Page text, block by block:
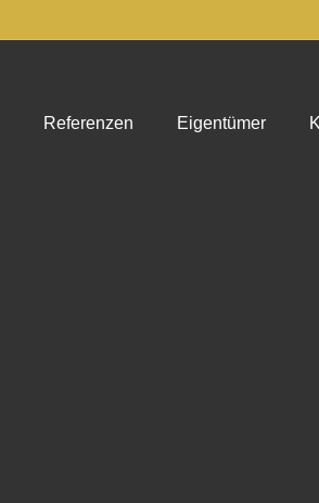
Referenzen Eigentümer